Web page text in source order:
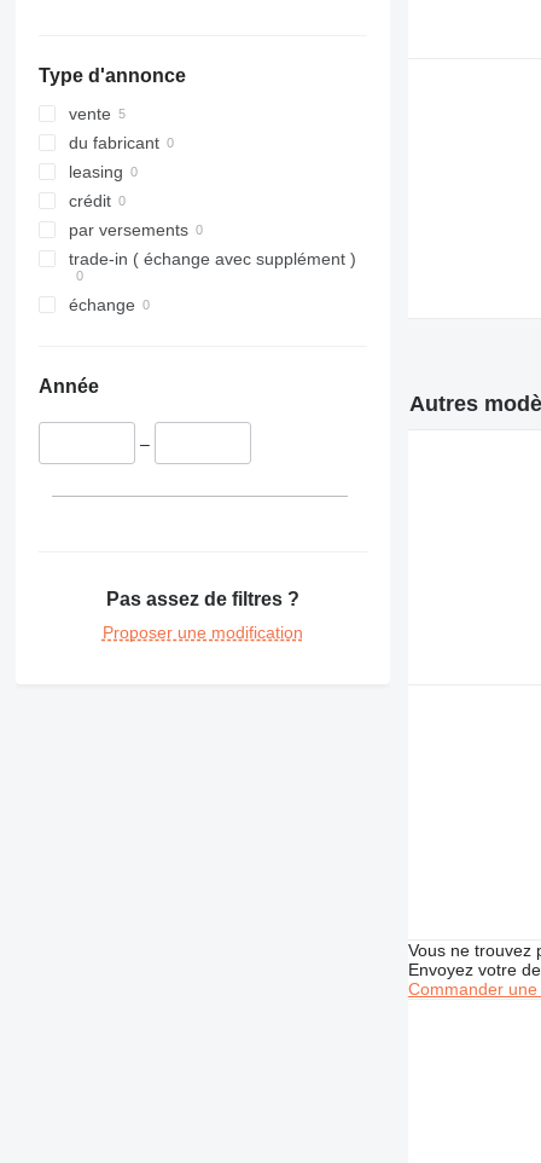
318
320
321
322
323
324
325
329
349
390
416
Type d'annonce
vente
du fabricant
leasing
crédit
par versements
trade-in ( échange avec supplément )
échange
Année
–
Pas assez de filtres ?
Proposer une modification
Autres
Vous ne trouvez
Envoyez votre
Commander